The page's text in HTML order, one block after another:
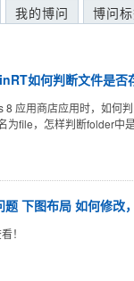
我的博问 博问
如何判断文件是否
8 应用商店应用时，如何
为file，怎样判断folder中
下图布局 如何修改
！